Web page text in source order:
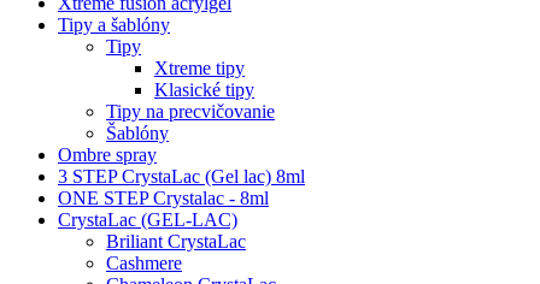
Tipy a šablóny
Tipy
Xtreme tipy
Klasické tipy
Tipy na precvičovanie
Šablóny
Ombre spray
3 STEP CrystaLac (Gel lac) 8ml
ONE STEP Crystalac - 8ml
CrystaLac (GEL-LAC)
Briliant CrystaLac
Cashmere